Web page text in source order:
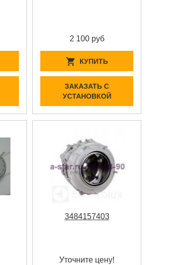
2 100 руб
КУПИТЬ
ЗАКАЗАТЬ С
УСТАНОВКОЙ
3484157403
Уточните цену!